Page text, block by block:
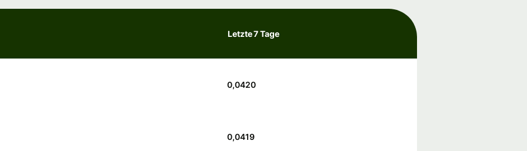
Letzte 7 Tage
0,0420
0,0419